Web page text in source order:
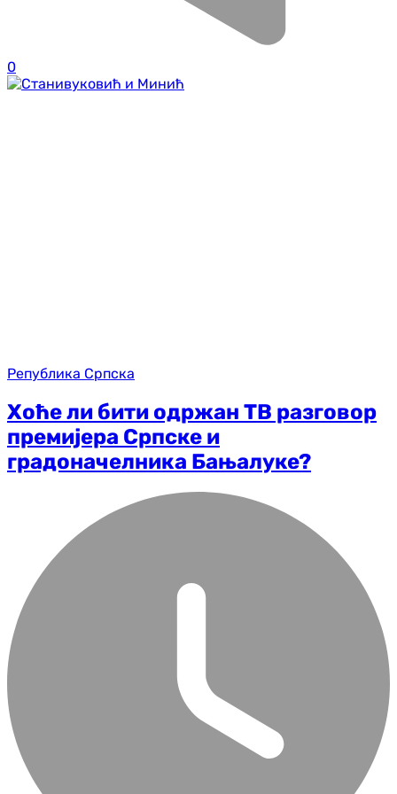
0
Република Српска
Хоће ли бити одржан ТВ разговор
премијера Српске и
градоначелника Бањалуке?